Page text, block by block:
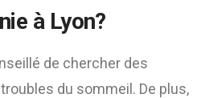
à Lyon?
de chercher des
du sommeil. De plus,